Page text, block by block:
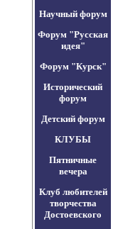
Научный форум
Форум "Русская
идея"
Форум "Курск"
Исторический
форум
Детский форум
КЛУБЫ
Пятничные
вечера
Клуб любителей
творчества
Достоевского